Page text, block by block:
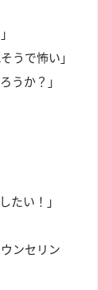
うで怖い」
うか？」
たい！」
ンセリン